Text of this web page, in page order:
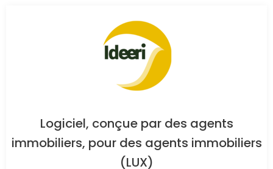
Logiciel, conçue par des agents
immobiliers, pour des agents immobiliers
(LUX)